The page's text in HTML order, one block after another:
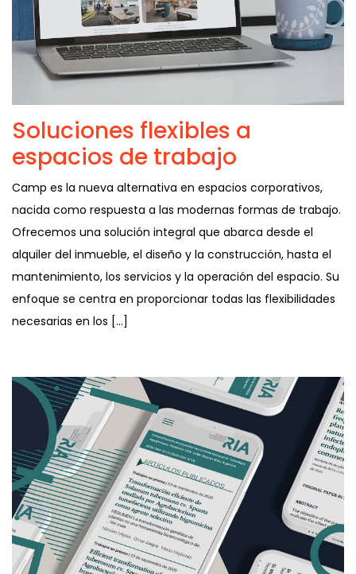
Soluciones flexibles a
espacios de trabajo
Camp es la nueva alternativa en espacios corporativos,
nacida como respuesta a las modernas formas de trabajo.
Ofrecemos una solución integral que abarca desde el
alquiler del inmueble, el diseño y la construcción, hasta el
mantenimiento, los servicios y la operación del espacio. Su
enfoque se centra en proporcionar todas las flexibilidades
necesarias en los […]